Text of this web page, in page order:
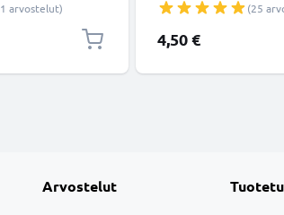
tarra -
arvostelut) (25
4,50 €
Arvostelut